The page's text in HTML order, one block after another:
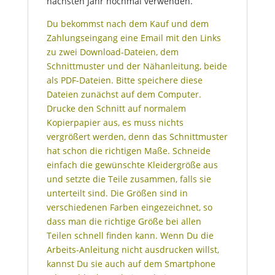
Du bekommst nach dem Kauf und dem
Zahlungseingang eine Email mit den Links
zu zwei Download-Dateien, dem
Schnittmuster und der Nähanleitung, beide
als PDF-Dateien. Bitte speichere diese
Dateien zunächst auf dem Computer.
Drucke den Schnitt auf normalem
Kopierpapier aus, es muss nichts
vergrößert werden, denn das Schnittmuster
hat schon die richtigen Maße. Schneide
einfach die gewünschte Kleidergröße aus
und setzte die Teile zusammen, falls sie
unterteilt sind. Die Größen sind in
verschiedenen Farben eingezeichnet, so
dass man die richtige Größe bei allen
Teilen schnell finden kann. Wenn Du die
Arbeits-Anleitung nicht ausdrucken willst,
kannst Du sie auch auf dem Smartphone